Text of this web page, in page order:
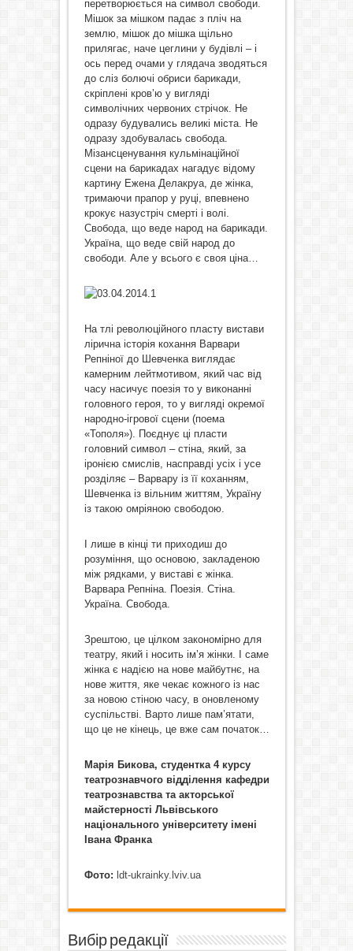
перетворюється на символ свободи.
Мішок за мішком падає з пліч на
землю, мішок до мішка щільно
прилягає, наче цеглини у будівлі – і
ось перед очами у глядача зводяться
до сліз болючі обриси барикади,
скріплені кров’ю у вигляді
символічних червоних стрічок. Не
одразу будувались великі міста. Не
одразу здобувалась свобода.
Мізансценування кульмінаційної
сцени на барикадах нагадує відому
картину Ежена Делакруа, де жінка,
тримаючи прапор у руці, впевнено
крокує назустріч смерті і волі.
Свобода, що веде народ на барикади.
Україна, що веде свій народ до
свободи. Але у всього є своя ціна…
На тлі революційного пласту вистави
лірична історія кохання Варвари
Репніної до Шевченка виглядає
камерним лейтмотивом, який час від
часу насичує поезія то у виконанні
головного героя, то у вигляді окремої
народно-ігрової сцени (поема
«Тополя»). Поєднує ці пласти
головний символ – стіна, який, за
іронією смислів, насправді усіх і усе
розділяє – Варвару із її коханням,
Шевченка із вільним життям, Україну
із такою омріяною свободою.
І лише в кінці ти приходиш до
розуміння, що основою, закладеною
між рядками, у виставі є жінка.
Варвара Репніна. Поезія. Стіна.
Україна. Свобода.
Зрештою, це цілком закономірно для
театру, який і носить ім’я жінки. І саме
жінка є надією на нове майбутнє, на
нове життя, яке чекає кожного із нас
за новою стіною часу, в оновленому
суспільстві. Варто лише пам’ятати,
що це не кінець, це вже сам початок…
Марія Бикова, студентка 4 курсу
театрознавчого відділення кафедри
театрознавства та акторської
майстерності Львівського
національного університету імені
Івана Франка
Фото: ldt-ukrainky.lviv.ua
Вибір редакції